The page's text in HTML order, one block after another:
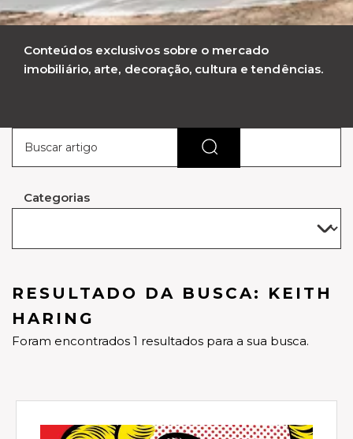
Conteúdos exclusivos sobre o mercado
imobiliário, arte, decoração, cultura e tendências.
Categorias
RESULTADO DA BUSCA: KEITH
HARING
Foram encontrados 1 resultados para a sua busca.